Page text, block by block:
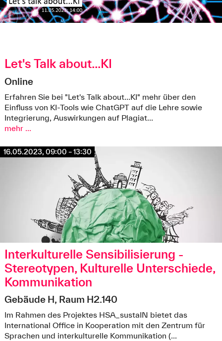
Let's Talk about...KI
Online
Erfahren Sie bei "Let's Talk about...KI" mehr über den
Einfluss von KI-Tools wie ChatGPT auf die Lehre sowie
Integrierung, Auswirkungen auf Plagiat...
mehr ...
16.05.2023, 09:00 – 13:30
colourbox
Interkulturelle Sensibilisierung -
Stereotypen, Kulturelle Unterschiede,
Kommunikation
Gebäude H, Raum H2.140
Im Rahmen des Projektes HSA_sustaIN bietet das
International Office in Kooperation mit den Zentrum für
Sprachen und interkulturelle Kommunikation (...